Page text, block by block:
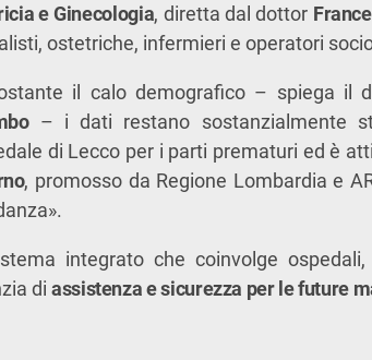
e Ginecologia, diretta dal dottor
ostetriche, infermieri e operatori
il calo demografico – spiega il
– i dati restano sostanzialmente
di Lecco per i parti prematuri ed è
, promosso da Regione Lombardia e
integrato che coinvolge
di assistenza e sicurezza per le future